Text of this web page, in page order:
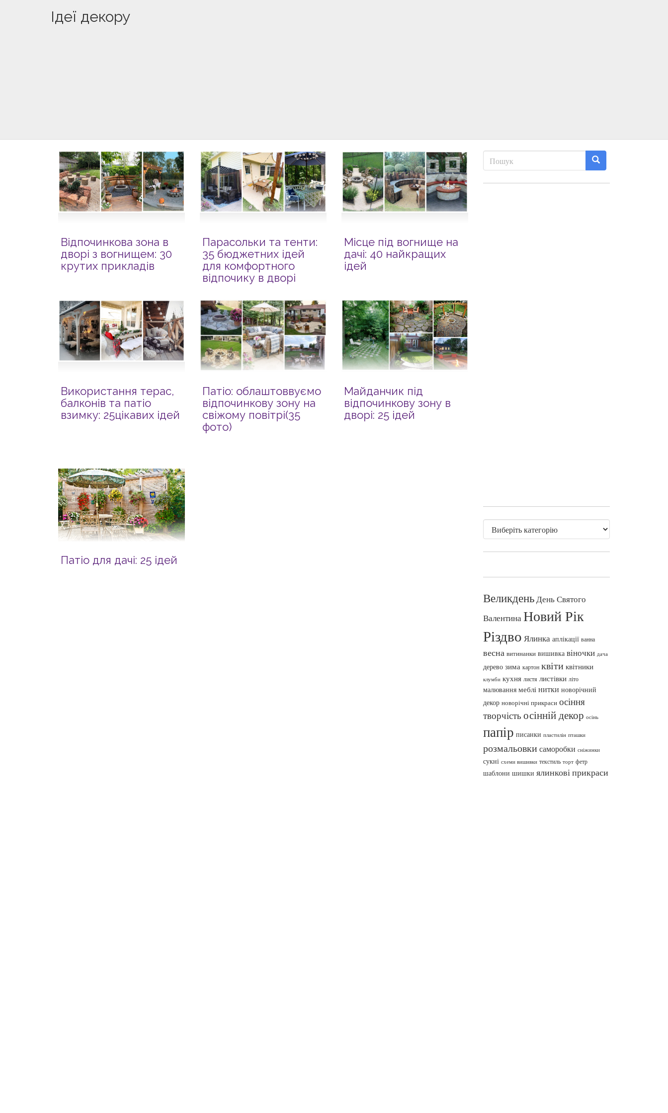
Ідеї декору
Відпочинкова зона в
дворі з вогнищем: 30
крутих прикладів
Парасольки та тенти:
35 бюджетних ідей
для комфортного
відпочику в дворі
Місце під вогнище на
дачі: 40 найкращих
ідей
Використання терас,
балконів та патіо
взимку: 25цікавих ідей
Патіо: облаштоввуємо
відпочинкову зону на
свіжому повітрі(35
фото)
Майданчик під
відпочинкову зону в
дворі: 25 ідей
Патіо для дачі: 25 ідей
ВеликденьДень Святого
ВалентинаНовий Рік
Різдво Ялинка аплікації ванна
весна витинанки вишивка віночки дача
дерево зима картон квіти квітники
клумби кухня листя листівки літо
малювання меблі нитки новорічний
декор новорічні прикраси осіння
творчість осінній декор осінь
папір писанки пластилін пташки
розмальовки саморобки сніжинки
сукні схеми вишивки текстиль торт фетр
шаблони шишки ялинкові прикраси